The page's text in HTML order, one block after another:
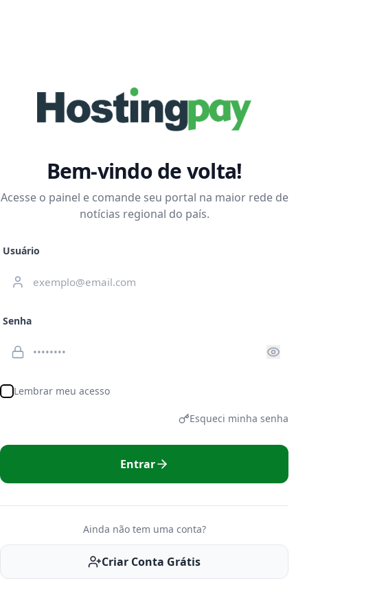
Bem-vindo de volta!
Acesse o painel e comande seu portal na maior rede de
notícias regional do país.
Usuário
Senha
Lembrar meu acesso
Esqueci minha senha
Entrar
Ainda não tem uma conta?
Criar Conta Grátis